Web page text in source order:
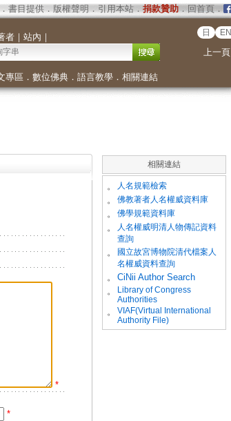
． 書目提供． 版權聲明 ． 引用本站． 捐款贊助．回首頁．
者｜ 站內 ｜ 日 EN
上一頁
專區 ． 數位佛典． 語言教學． 相關連結
*
*
相關連結
。 人名規範檢索
。 佛教著者人名權威資料庫
。 佛學規範資料庫
。
人名權威明清人物傳記資料
查詢
。
國立故宮博物院清代檔案人
名權威資料查詢
。
CiNii Author Search
。
Library of Congress
Authorities
。
VIAF(Virtual International
Authority File)